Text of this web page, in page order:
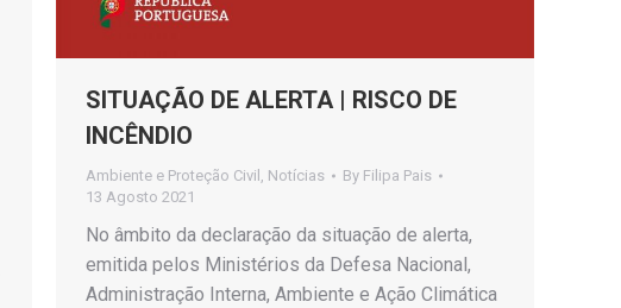
SITUAÇÃO DE ALERTA | RISCO DE
INCÊNDIO
Ambiente e Proteção Civil , Notícias By Filipa Pais
13 Agosto 2021
No âmbito da declaração da situação de alerta,
emitida pelos Ministérios da Defesa Nacional,
Administração Interna, Ambiente e Ação Climática